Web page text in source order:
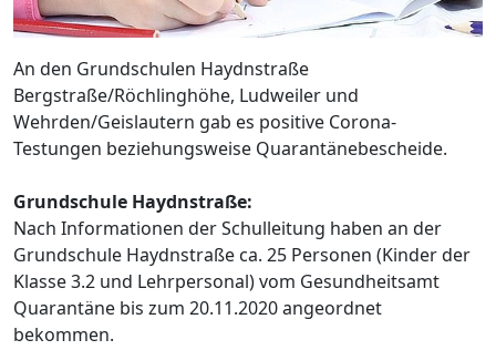
An den Grundschulen Haydnstraße
Bergstraße/Röchlinghöhe, Ludweiler und
Wehrden/Geislautern gab es positive Corona-
Testungen beziehungsweise Quarantänebescheide.
Grundschule Haydnstraße:
Nach Informationen der Schulleitung haben an der
Grundschule Haydnstraße ca. 25 Personen (Kinder der
Klasse 3.2 und Lehrpersonal) vom Gesundheitsamt
Quarantäne bis zum 20.11.2020 angeordnet
bekommen.